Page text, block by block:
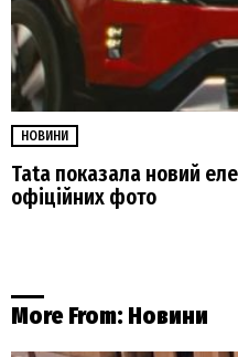
НОВИНИ
Tata показала новий
офіційних фото
More From: Новини